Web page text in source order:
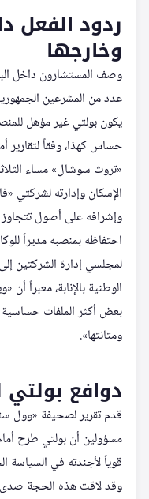
ردود الفعل
وخارجها
وصف المستشارون داخل
عدد من المشرعين
يكون بولتي غير مؤهل
حساس كهذا، وفقاً
«تروث سوشال» مساء
الإسكان وإدارته لشركتي
احتفاظه بمنصبه مديراً
لمجلسي إدارة الشركتين
الوطنية بالإنابة، معبراً
بعض أكثر الملفات
ومتانتها».
دوافع
قدم تقرير لصحيفة «وول
مسؤولين أن بولتي طرح
قوياً لأجندته في السياسة
وقد لاقت هذه الحجة صدى